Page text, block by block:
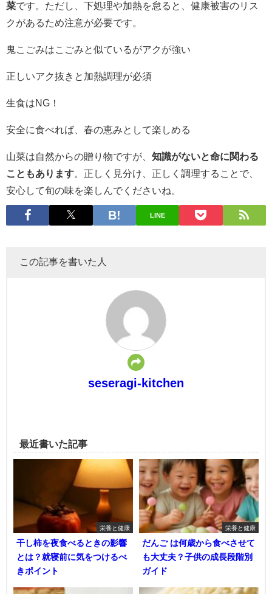
菜です。ただし、下処理や加熱を怠ると、健康被害のリス
クがあるため注意が必要です。
鬼こごみはこごみと似ているがアクが強い
正しいアク抜きと加熱調理が必須
生食はNG！
安全に食べれば、春の恵みとして楽しめる
山菜は自然からの贈り物ですが、 知識がないと命に関わる
こともあります。正しく見分け、正しく調理することで、
安心して旬の味を楽しんでくださいね。
LINE
この記事を書いた人
seseragi-kitchen
最近書いた記事
栄養と健康
干し柿を夜食べるときの影響
とは？就寝前に気をつけるべ
きポイント
栄養と健康
だんご は何歳から食べさせて
も大丈夫？子供の成長段階別
ガイド